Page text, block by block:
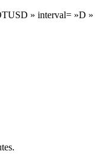
» interval= »D »